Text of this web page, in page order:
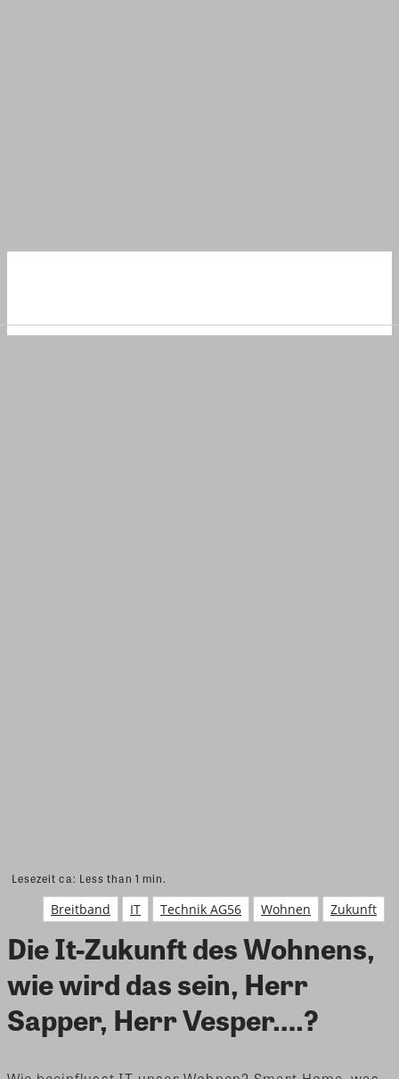
Lesezeit ca: Less than 1 min.
Breitband IT Technik AG56 Wohnen Zukunft
Die It-Zukunft des Wohnens,
wie wird das sein, Herr
Sapper, Herr Vesper….?